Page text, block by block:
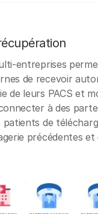
entreprises
de recevoir
de leurs PACS et
à des
de
précédentes